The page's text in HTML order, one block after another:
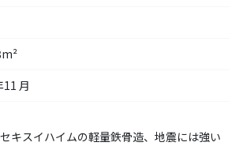
月
キスイハイムの軽量鉄骨造、地震には強い